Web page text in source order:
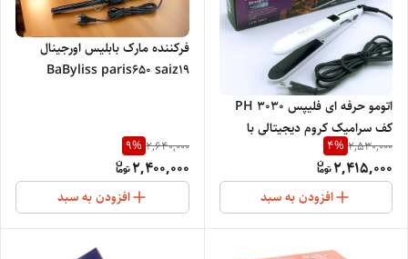
اتومو حرفه ای فلیپس PH 3030
کف سرامیک کروم دیجیتالی با
فارانتهایت با قابلیت کار کراتین
2,530,000
4%
2,415,000
افزودن به سبد
فرکننده مارک بابلیس اورجینال
BaByliss paris650 saiz19
2,640,000
9%
2,400,000
افزودن به سبد